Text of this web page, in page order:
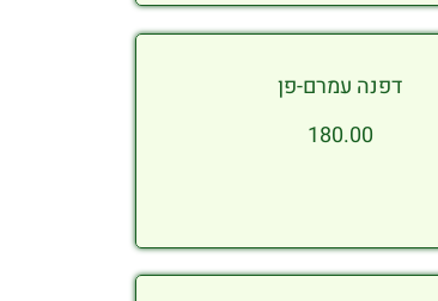
דפנה עמרם-פן
180.00